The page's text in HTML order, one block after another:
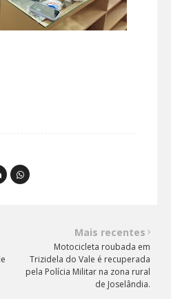
Mais recentes
Motocicleta roubada em
Trizidela do Vale é recuperada
pela Polícia Militar na zona rural
de Joselândia.